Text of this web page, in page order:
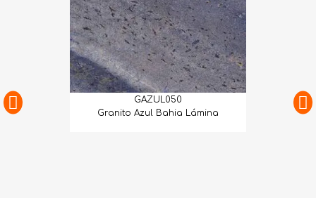
GAZUL050
Granito Azul Bahia Lámina